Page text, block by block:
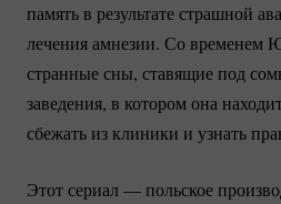
память в результате страшной
лечения амнезии. Со временем
странные сны, ставящие под
заведения, в котором она
сбежать из клиники и узнать
Этот сериал — польское